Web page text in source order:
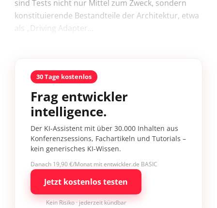
sind Tests nicht nur Mittel zum Zweck, sondern
konstituierende Bestandteile der Architektur, etwa
als „Driving Adapter...
30 Tage kostenlos
Frag entwickler
intelligence.
Der KI-Assistent mit über 30.000 Inhalten aus
Konferenzsessions, Fachartikeln und Tutorials –
kein generisches KI-Wissen.
Danach 19,90 €/Monat mit entwickler.de BASIC
Jetzt kostenlos testen
Kein Risiko · jederzeit kündbar